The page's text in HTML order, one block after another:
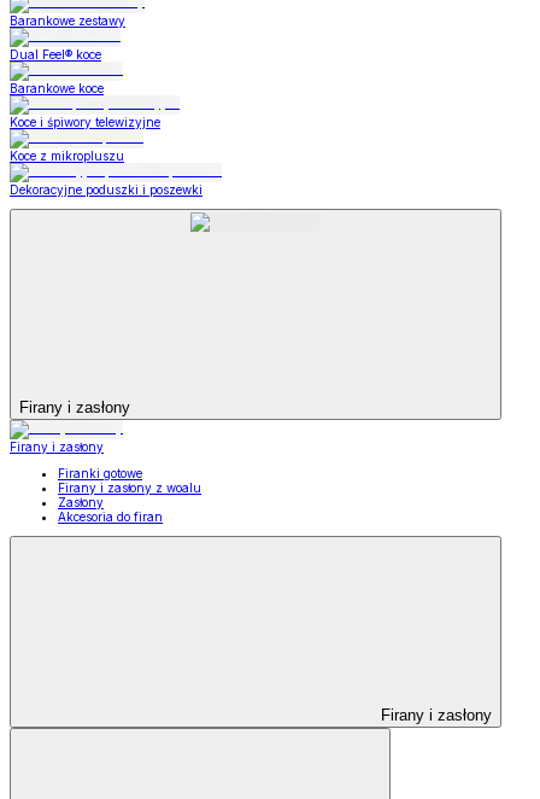
Barankowe zestawy
Dual Feel® koce
Barankowe koce
Koce i śpiwory telewizyjne
Koce z mikropluszu
Dekoracyjne poduszki i poszewki
Firany i zasłony
Firany i zasłony
Firanki gotowe
Firany i zasłony z woalu
Zasłony
Akcesoria do firan
Firany i zasłony